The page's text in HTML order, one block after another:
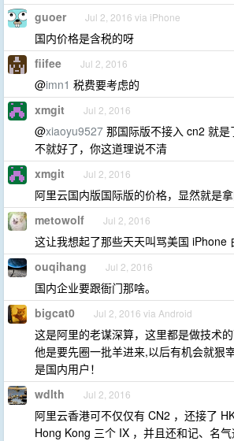
guoer Jul 2, 2016 via iPhone
国内价格是含税的呀
fiifee Jul 2, 2016
@imn1 税费要考虑的
xmgit Jul 2, 2016
@xiaoyu9527 那国际版不接入 cn2 就
不就好了，你这道理说不清
xmgit Jul 2, 2016
阿里云国内版国际版的价格，显然就是
metowolf Jul 2, 2016
这让我想起了那些天天叫骂美国 iPhone
ouqihang Jul 2, 2016
国内企业要跟衙门那啥。
bigcat0 Jul 2, 2016 via Android
这是阿里的老谋深算，这里都是做技术的
他是要先圈一批羊进来,以后有机会就狠
是国内用户！
wdlth Jul 2, 2016
阿里云香港可不仅仅有 CN2 ，还接了
Hong Kong 三个 IX ，并且还和记、名